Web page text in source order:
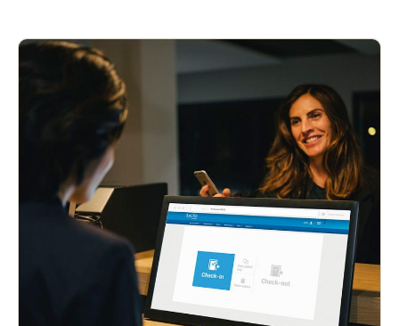
Ireland
NederlandsEnglish
English